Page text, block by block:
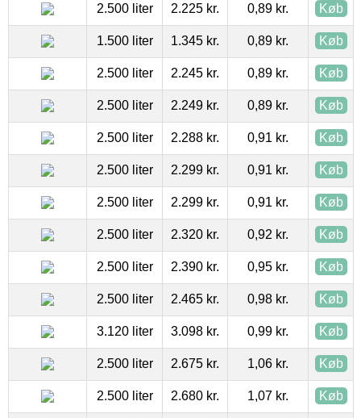
2.500 liter 2.225 kr. 0,89 kr. Køb
1.500 liter 1.345 kr. 0,89 kr. Køb
2.500 liter 2.245 kr. 0,89 kr. Køb
2.500 liter 2.249 kr. 0,89 kr. Køb
2.500 liter 2.288 kr. 0,91 kr. Køb
2.500 liter 2.299 kr. 0,91 kr. Køb
2.500 liter 2.299 kr. 0,91 kr. Køb
2.500 liter 2.320 kr. 0,92 kr. Køb
2.500 liter 2.390 kr. 0,95 kr. Køb
2.500 liter 2.465 kr. 0,98 kr. Køb
3.120 liter 3.098 kr. 0,99 kr. Køb
2.500 liter 2.675 kr. 1,06 kr. Køb
2.500 liter 2.680 kr. 1,07 kr. Køb